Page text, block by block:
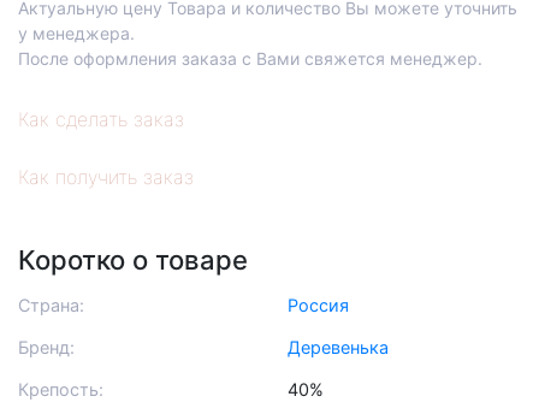
Актуальную цену Товара и количество Вы можете уточнить
у менеджера.
После оформления заказа с Вами свяжется менеджер.
Как сделать заказ
Как получить заказ
Коротко о товаре
Страна: Россия
Бренд: Деревенька
Крепость: 40%